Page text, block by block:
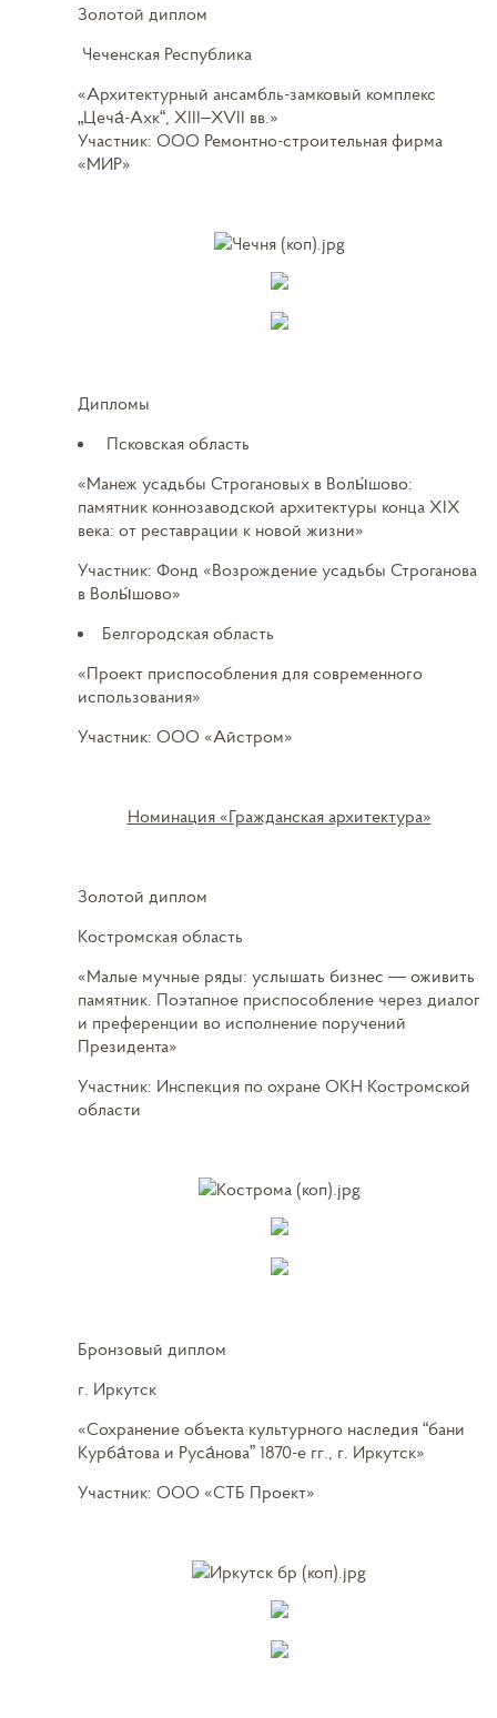
Золотой диплом
Чеченская Республика
«Архитектурный ансамбль-замковый комплекс
„Цеча́-Ахк“, XIII–XVII вв.»
Участник: ООО Ремонтно-строительная фирма
«МИР»
Дипломы
Псковская область
«Манеж усадьбы Строгановых в Волы́шово:
памятник коннозаводской архитектуры конца XIX
века: от реставрации к новой жизни»
Участник: Фонд «Возрождение усадьбы Строганова
в Волы́шово»
Белгородская область
«Проект приспособления для современного
использования»
Участник: ООО «Айстром»
Номинация «Гражданская архитектура»
Золотой диплом
Костромская область
«Малые мучные ряды: услышать бизнес — оживить
памятник. Поэтапное приспособление через диалог
и преференции во исполнение поручений
Президента»
Участник: Инспекция по охране ОКН Костромской
области
Бронзовый диплом
г. Иркутск
«Сохранение объекта культурного наследия “бани
Курба́това и Руса́нова” 1870-е гг., г. Иркутск»
Участник: ООО «СТБ Проект»